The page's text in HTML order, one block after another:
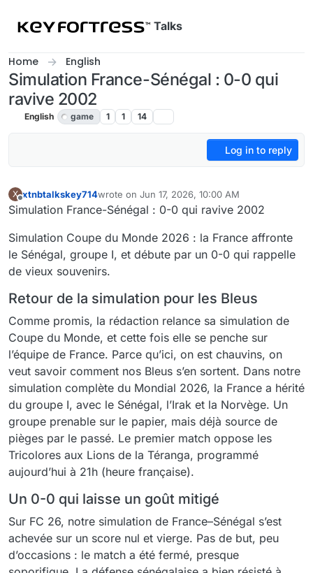
Talks
Home English
Simulation France-Sénégal : 0-0 qui
ravive 2002
English game 1 1 14
Log in to reply
X
Offline
xtnbtalkskey714wrote on Jun 17, 2026, 10:00 AM
last edited by
Simulation France-Sénégal : 0-0 qui ravive 2002
Simulation Coupe du Monde 2026 : la France affronte
le Sénégal, groupe I, et débute par un 0-0 qui rappelle
de vieux souvenirs.
Retour de la simulation pour les Bleus
Comme promis, la rédaction relance sa simulation de
Coupe du Monde, et cette fois elle se penche sur
l’équipe de France. Parce qu’ici, on est chauvins, on
veut savoir comment nos Bleus s’en sortent. Dans notre
simulation complète du Mondial 2026, la France a hérité
du groupe I, avec le Sénégal, l’Irak et la Norvège. Un
groupe prenable sur le papier, mais déjà source de
pièges par le passé. Le premier match oppose les
Tricolores aux Lions de la Téranga, programmé
aujourd’hui à 21h (heure française).
Un 0-0 qui laisse un goût mitigé
Sur FC 26, notre simulation de France–Sénégal s’est
achevée sur un score nul et vierge. Pas de but, peu
d’occasions : le match a été fermé, presque